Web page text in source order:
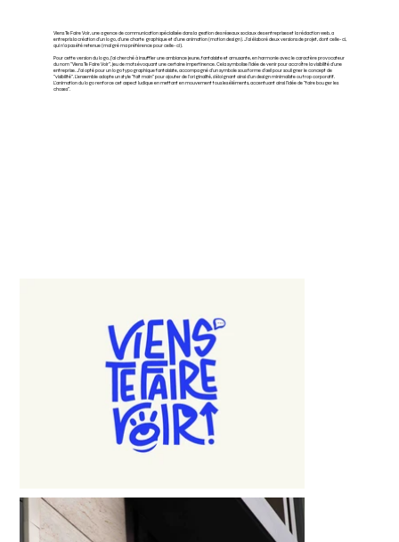
Viens Te Faire Voir, une agence de communication spécialisée dans la gestion des réseaux sociaux des entreprises et la rédaction web, a
entrepris la création d'un logo, d'une charte graphique et d'une animation (motion design). J'ai élaboré deux versions de projet, dont celle-ci,
qui n'a pas été retenue (malgré ma préférence pour celle-ci).
Pour cette version du logo, j'ai cherché à insuffler une ambiance jeune, fantaisiste et amusante, en harmonie avec le caractère provocateur
du nom "Viens Te Faire Voir", jeu de mots évoquant une certaine impertinence. Cela symbolise l'idée de venir pour accroître la visibilité d'une
entreprise. J'ai opté pour un logo typographique fantaisiste, accompagné d'un symbole sous forme d'œil pour souligner le concept de
"visibilité". L'ensemble adopte un style "fait main" pour ajouter de l'originalité, s'éloignant ainsi d'un design minimaliste ou trop corporatif.
L'animation du logo renforce cet aspect ludique en mettant en mouvement tous les éléments, accentuant ainsi l'idée de "faire bouger les
choses".